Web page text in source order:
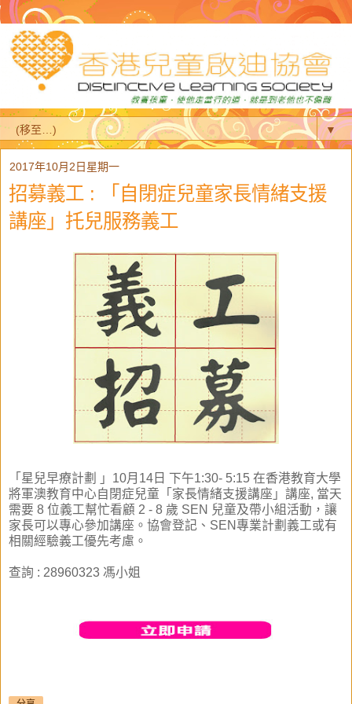
▼
2017年10月2日星期一
招募義工 : 「自閉症兒童家長情緒支援
講座」托兒服務義工
​「 星兒早療計劃 」 10月14日 下午1:30- 5:15 在香港教育大學
將軍澳教育中心自閉症兒童「家長情緒支援講座」講座, 當天
需要 8 位義工幫忙看顧 2 - 8 歲 SEN 兒童及帶小組活動，讓
家長可以專心參加講座。協會登記、SEN專業計劃 義工或有
相關經驗義工優先考慮。
查詢 : 28960323 馮小姐